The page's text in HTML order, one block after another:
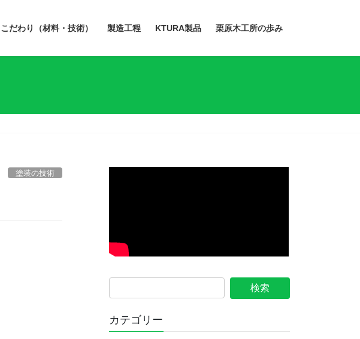
こだわり（材料・技術） 製造工程 KTURA製品 栗原木工所の歩み
塗装の技術
カテゴリー